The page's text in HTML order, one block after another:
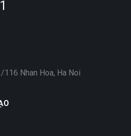
116 Nhan Hoa, Ha Noi